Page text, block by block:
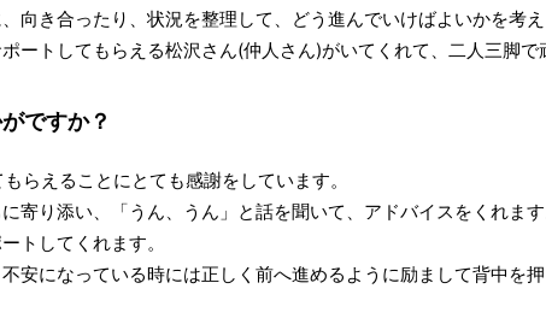
向き合ったり、状況を整理して、どう進んでいけばよいかを考え
ートしてもらえる松沢さん(仲人さん)がいてくれて、二人三脚で
ですか？
らえることにとても感謝をしています。
寄り添い、「うん、うん」と話を聞いて、アドバイスをくれま
トしてくれます。
安になっている時には正しく前へ進めるように励まして背中を